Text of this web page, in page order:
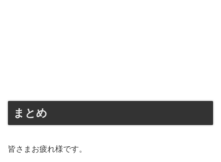
まとめ
皆さまお疲れ様です。